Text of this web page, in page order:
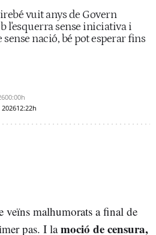
vuit anys de Govern
l'esquerra sense iniciativa i
nació, bé pot esperar fins
00:00h
12:22h
veïns malhumorats a final de
pas. I lamoció de censura,